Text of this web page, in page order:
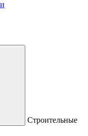
Строительные